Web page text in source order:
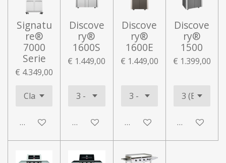
Signatu
re®
7000
Serie
€ 4.349,00
In winkelwagen
Discove
ry®
1600S
€ 1.449,00
In winkelwagen
Discove
ry®
1600E
€ 1.449,00
In winkelwagen
Discove
ry®
1500
€ 1.399,00
In